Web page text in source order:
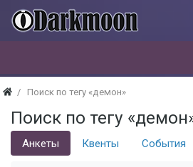
Поиск по тегу «демон»
Поиск по тегу
Анкеты Квенты События